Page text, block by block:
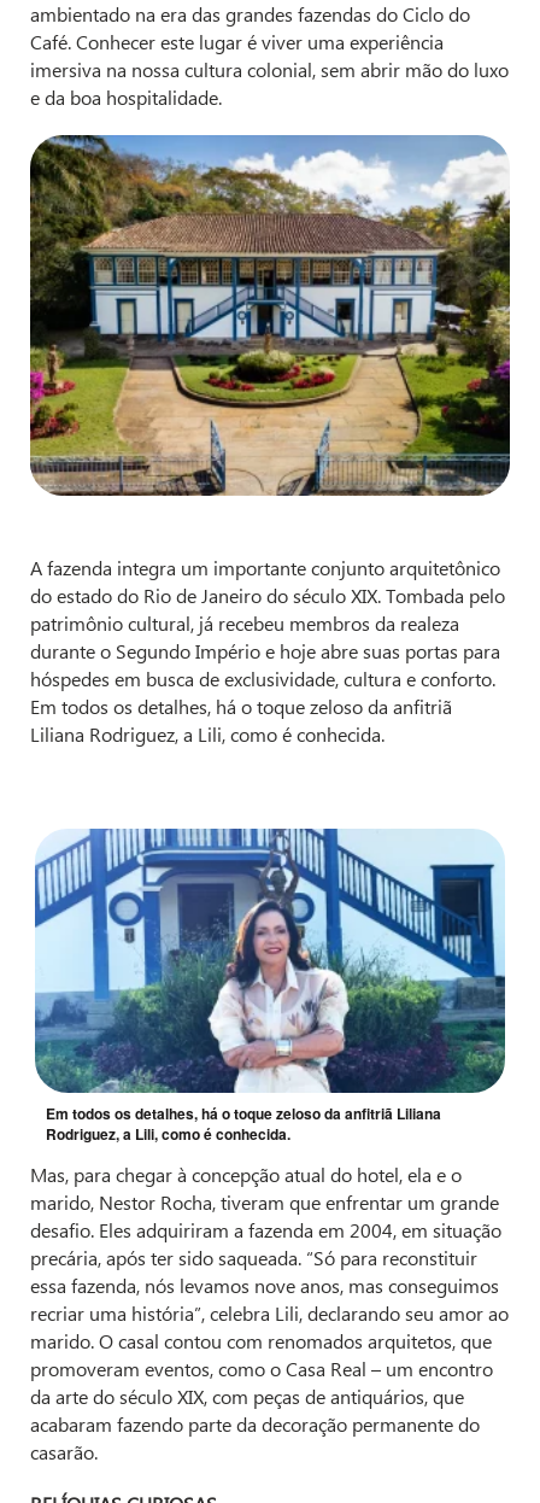
ambientado na era das grandes fazendas do Ciclo do
Café. Conhecer este lugar é viver uma experiência
imersiva na nossa cultura colonial, sem abrir mão do luxo
e da boa hospitalidade.
A fazenda integra um importante conjunto arquitetônico
do estado do Rio de Janeiro do século XIX. Tombada pelo
patrimônio cultural, já recebeu membros da realeza
durante o Segundo Império e hoje abre suas portas para
hóspedes em busca de exclusividade, cultura e conforto.
Em todos os detalhes, há o toque zeloso da anfitriã
Liliana Rodriguez, a Lili, como é conhecida.
Em todos os detalhes, há o toque zeloso da anfitriã Liliana
Rodriguez, a Lili, como é conhecida.
Mas, para chegar à concepção atual do hotel, ela e o
marido, Nestor Rocha, tiveram que enfrentar um grande
desafio. Eles adquiriram a fazenda em 2004, em situação
precária, após ter sido saqueada. “Só para reconstituir
essa fazenda, nós levamos nove anos, mas conseguimos
recriar uma história”, celebra Lili, declarando seu amor ao
marido. O casal contou com renomados arquitetos, que
promoveram eventos, como o Casa Real – um encontro
da arte do século XIX, com peças de antiquários, que
acabaram fazendo parte da decoração permanente do
casarão.